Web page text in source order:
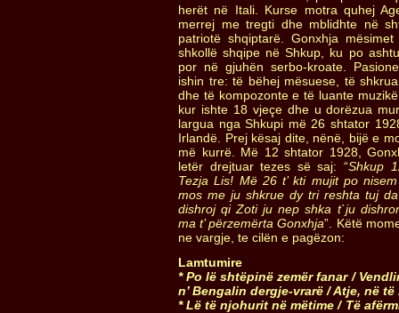
herët në Itali. Kurse motra quhej
merrej me tregti dhe mblidhte në
patriotë shqiptarë. Gonxhja
shkollë shqipe në Shkup, ku po
por në gjuhën serbo-kroate.
ishin tre: të bëhej mësuese, të
dhe të kompozonte e të luante
kur ishte 18 vjeçe dhe u dorëzua
largua nga Shkupi më 26 shtator
Irlandë. Prej kësaj dite, nënë, bijë e
më kurrë. Më 12 shtator 1928,
letër drejtuar tezes së saj: “Shkup
Tezja Lis! Më 26 t’ kti mujit po
mos me ju shkrue dy tri reshta tuj
dishroj qi Zoti ju nep shka t`ju
ma t’ përzemërta Gonxhja”. Këtë
ne vargje, te cilën e pagëzon:
Lamtumire
*Po lë shtëpinë zemër fanar/
n’ Bengalin dergje-vrarë /Atje, në të
* Lë të njohurit në mëtime / Të